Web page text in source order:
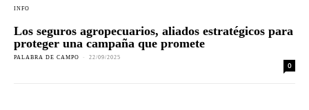
INFO
Los seguros agropecuarios, aliados estratégicos para
proteger una campaña que promete
PALABRA DE CAMPO - 22/09/2025
0